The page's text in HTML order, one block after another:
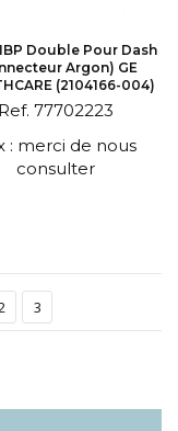
Double Pour Dash
Argon) GE
(2104166-004)
Ref. 77702223
: merci de nous
consulter
3